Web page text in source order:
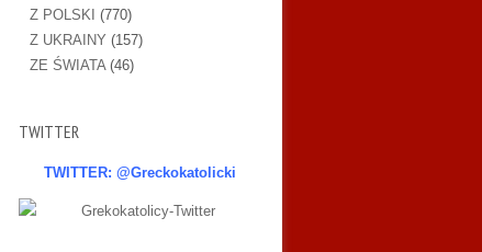
Z POLSKI (770)
Z UKRAINY (157)
ZE ŚWIATA(46)
TWITTER
TWITTER: @Greckokatolicki